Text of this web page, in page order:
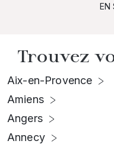
EN
Trouvez
Aix-en-Provence
Amiens
Angers
Annecy